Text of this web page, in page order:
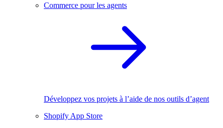
Commerce pour les agents
Développez vos projets à l’aide de nos outils d’agent
Shopify App Store